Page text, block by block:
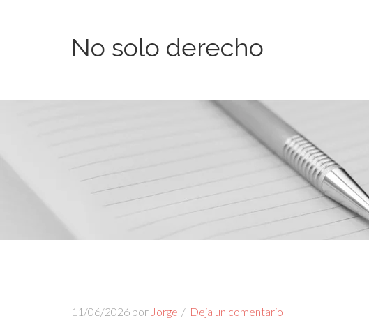
No solo derecho
11/06/2026 por Jorge Deja un comentario